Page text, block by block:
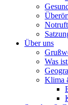
Über uns
Was
Klima